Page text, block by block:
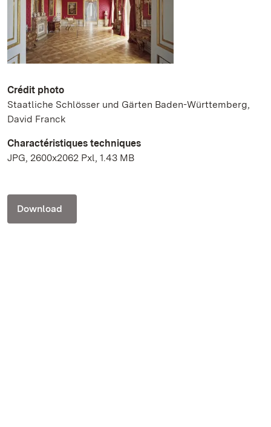
Crédit photo
Staatliche Schlösser und Gärten Baden-Württemberg,
David Franck
Charactéristiques techniques
JPG, 2600x2062 Pxl, 1.43 MB
Download